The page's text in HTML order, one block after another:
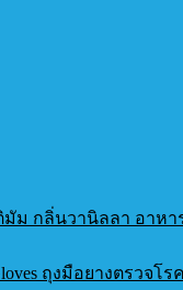
มัม กลิ่นวานิลลา อาห
ถุงมือยางตรวจ